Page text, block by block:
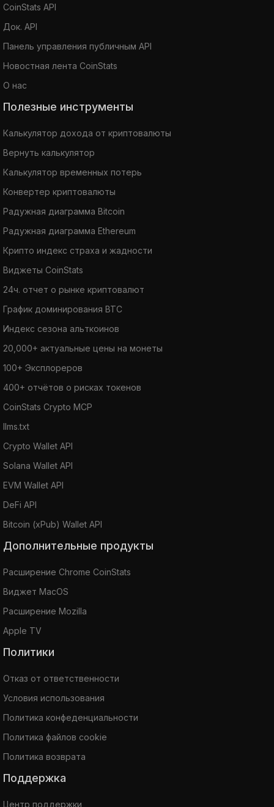
CoinStats API
Док. API
Панель управления публичным API
Новостная лента CoinStats
О нас
Полезные инструменты
Калькулятор дохода от криптовалюты
Вернуть калькулятор
Калькулятор временных потерь
Конвертер криптовалюты
Радужная диаграмма Bitcoin
Радужная диаграмма Ethereum
Крипто индекс страха и жадности
Виджеты CoinStats
24ч. отчет о рынке криптовалют
График доминирования BTC
Индекс сезона альткоинов
20,000+ актуальные цены на монеты
100+ Эксплореров
400+ отчётов о рисках токенов
CoinStats Crypto MCP
llms.txt
Crypto Wallet API
Solana Wallet API
EVM Wallet API
DeFi API
Bitcoin (xPub) Wallet API
Дополнительные продукты
Расширение Chrome CoinStats
Виджет MacOS
Расширение Mozilla
Apple TV
Политики
Отказ от ответственности
Условия использования
Политика конфеденциальности
Политика файлов cookie
Политика возврата
Поддержка
Центр поддержки